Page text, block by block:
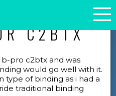
C2BTX
pro c2btx and was
would go well with it.
type of binding as i had a
traditional binding